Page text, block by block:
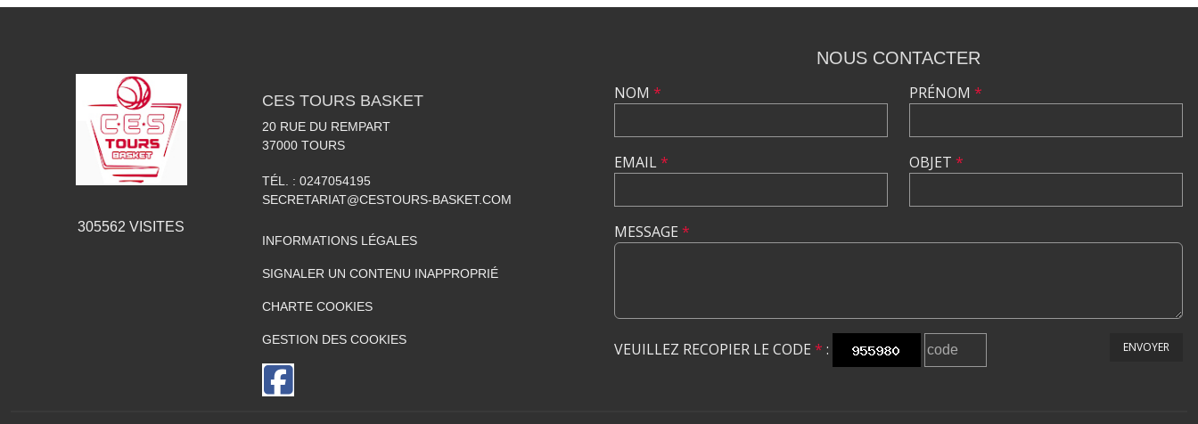
305562 VISITES
CES TOURS BASKET
20 RUE DU REMPART
37000 TOURS
TÉL. : 0247054195
SECRETARIAT@CESTOURS-BASKET.COM
INFORMATIONS LÉGALES
SIGNALER UN CONTENU INAPPROPRIÉ
CHARTE COOKIES
GESTION DES COOKIES
NOUS CONTACTER
NOM *
EMAIL*
PRÉNOM *
OBJET *
MESSAGE *
VEUILLEZ RECOPIER LE CODE * : ENVOYER